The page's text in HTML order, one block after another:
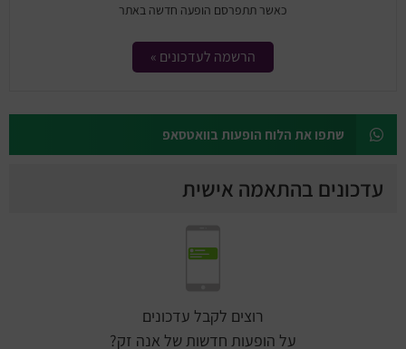
חופשה והופעה
כאשר תתפרסם הופעה חדשה באתר
הרשמה לעדכונים »
שתפו את הלוח הופעות בוואטסאפ
עדכונים בהתאמה אישית
רוצים לקבל עדכונים
על הופעות חדשות של אנה זק?